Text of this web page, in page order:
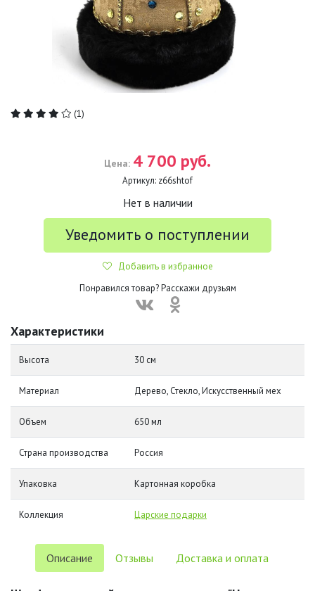
(1)
Цена: 4 700 руб.
Артикул: z66shtof
Нет в наличии
Уведомить о поступлении
Добавить в избранное
Понравился товар? Расскажи друзьям
Характеристики
Высота 30 см
Материал Дерево, Стекло, Искусственный мех
Объем 650 мл
Страна производства Россия
Упаковка Картонная коробка
Коллекция Царские подарки
Описание Отзывы Доставка и оплата